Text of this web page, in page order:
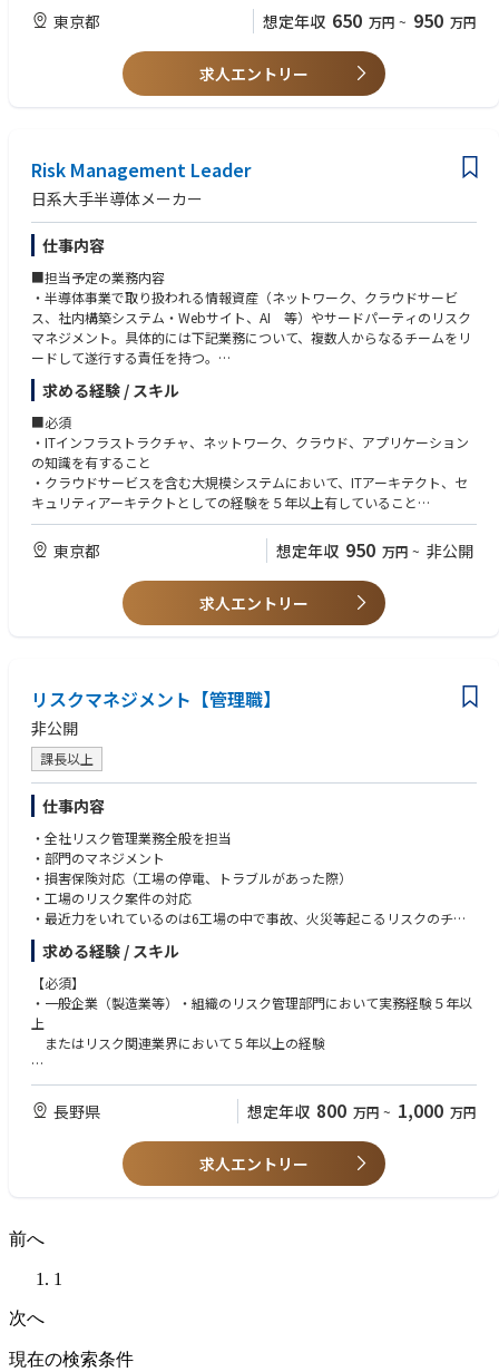
東京都 想定年収 650 万円 ~ 950 万円
求人エントリー
Risk Management Leader
日系大手半導体メーカー
仕事内容
■担当予定の業務内容
・半導体事業で取り扱われる情報資産（ネットワーク、クラウドサービ
ス、社内構築システム・Webサイト、AI 等）やサードパーティのリスク
マネジメント。具体的には下記業務について、複数人からなるチームをリ
ードして遂行する責任を持つ。
-USの同社Gpの情報セキュリティ本社からのベストプラクティスの収集・
半導体事業への連携
-ビジネス部門やUSにある同社グループ情報セキュリティ本部の活動内容
を考慮した年間リスクマネジメント計画の策定
-各種情報資産やサードパーティのリスクマネジメントプロセスの整備・改
善
-ビジネス部門にへのリスクマネジメントの必要性のコミュニケーション
求める経験 / スキル
■必須
・ITインフラストラクチャ、ネットワーク、クラウド、アプリケーション
の知識を有すること
・クラウドサービスを含む大規模システムにおいて、ITアーキテクト、セ
キュリティアーキテクトとしての経験を５年以上有していること
・管理部門（法務、コンプライアンス、製品セキュリティ 等）や他IT組
織（アプリ、インフラ、DX）と協業して業務を推進した経験を５年以上有
していること
・システム開発、もしくは、情報セキュリティ関連プロジェクトでのプロ
ジェクトマネージャー経験を有していること
・ビジネス部門（営業部門、研究部門 等）と協業して業務を推進した経
験を有しているこ
・不確定要素の強い環境下において、能動的に行動することができること
・多様性のある業務環境下での実務経験を有していること、もしくは、そ
のような環境で積極的に業務を推進することができること
・資格：IT、サイバー、情報セキュリティに関する資格（ネットワークス
ペシャリスト、CCSP、AWS認定資格、GCP認定資格、Azure認定資格
等）
東京都 想定年収 950 万円 ~ 非公開
求人エントリー
リスクマネジメント【管理職】
非公開
課長以上
仕事内容
・全社リスク管理業務全般を担当
・部門のマネジメント
・損害保険対応（工場の停電、トラブルがあった際）
・工場のリスク案件の対応
・最近力をいれているのは6工場の中で事故、火災等起こるリスクのチェ
ック、対策
求める経験 / スキル
【必須】
・一般企業（製造業等）・組織のリスク管理部門において実務経験５年以
上
またはリスク関連業界において５年以上の経験
【歓迎】
・地震等自然災害発生時に実際の対応経験をお持ちの方
・自然災害や火災等に対する専門的知見をお持ちの方
・一定の英語力をお持ちの方
・優れたフットワーク、行動力のある方
・コミュニケーション能力のある方
長野県 想定年収 800 万円 ~ 1,000 万円
求人エントリー
前へ
1
次へ
現在の検索条件